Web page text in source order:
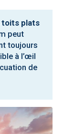
toits plats
peut
toujours
à l’œil
de